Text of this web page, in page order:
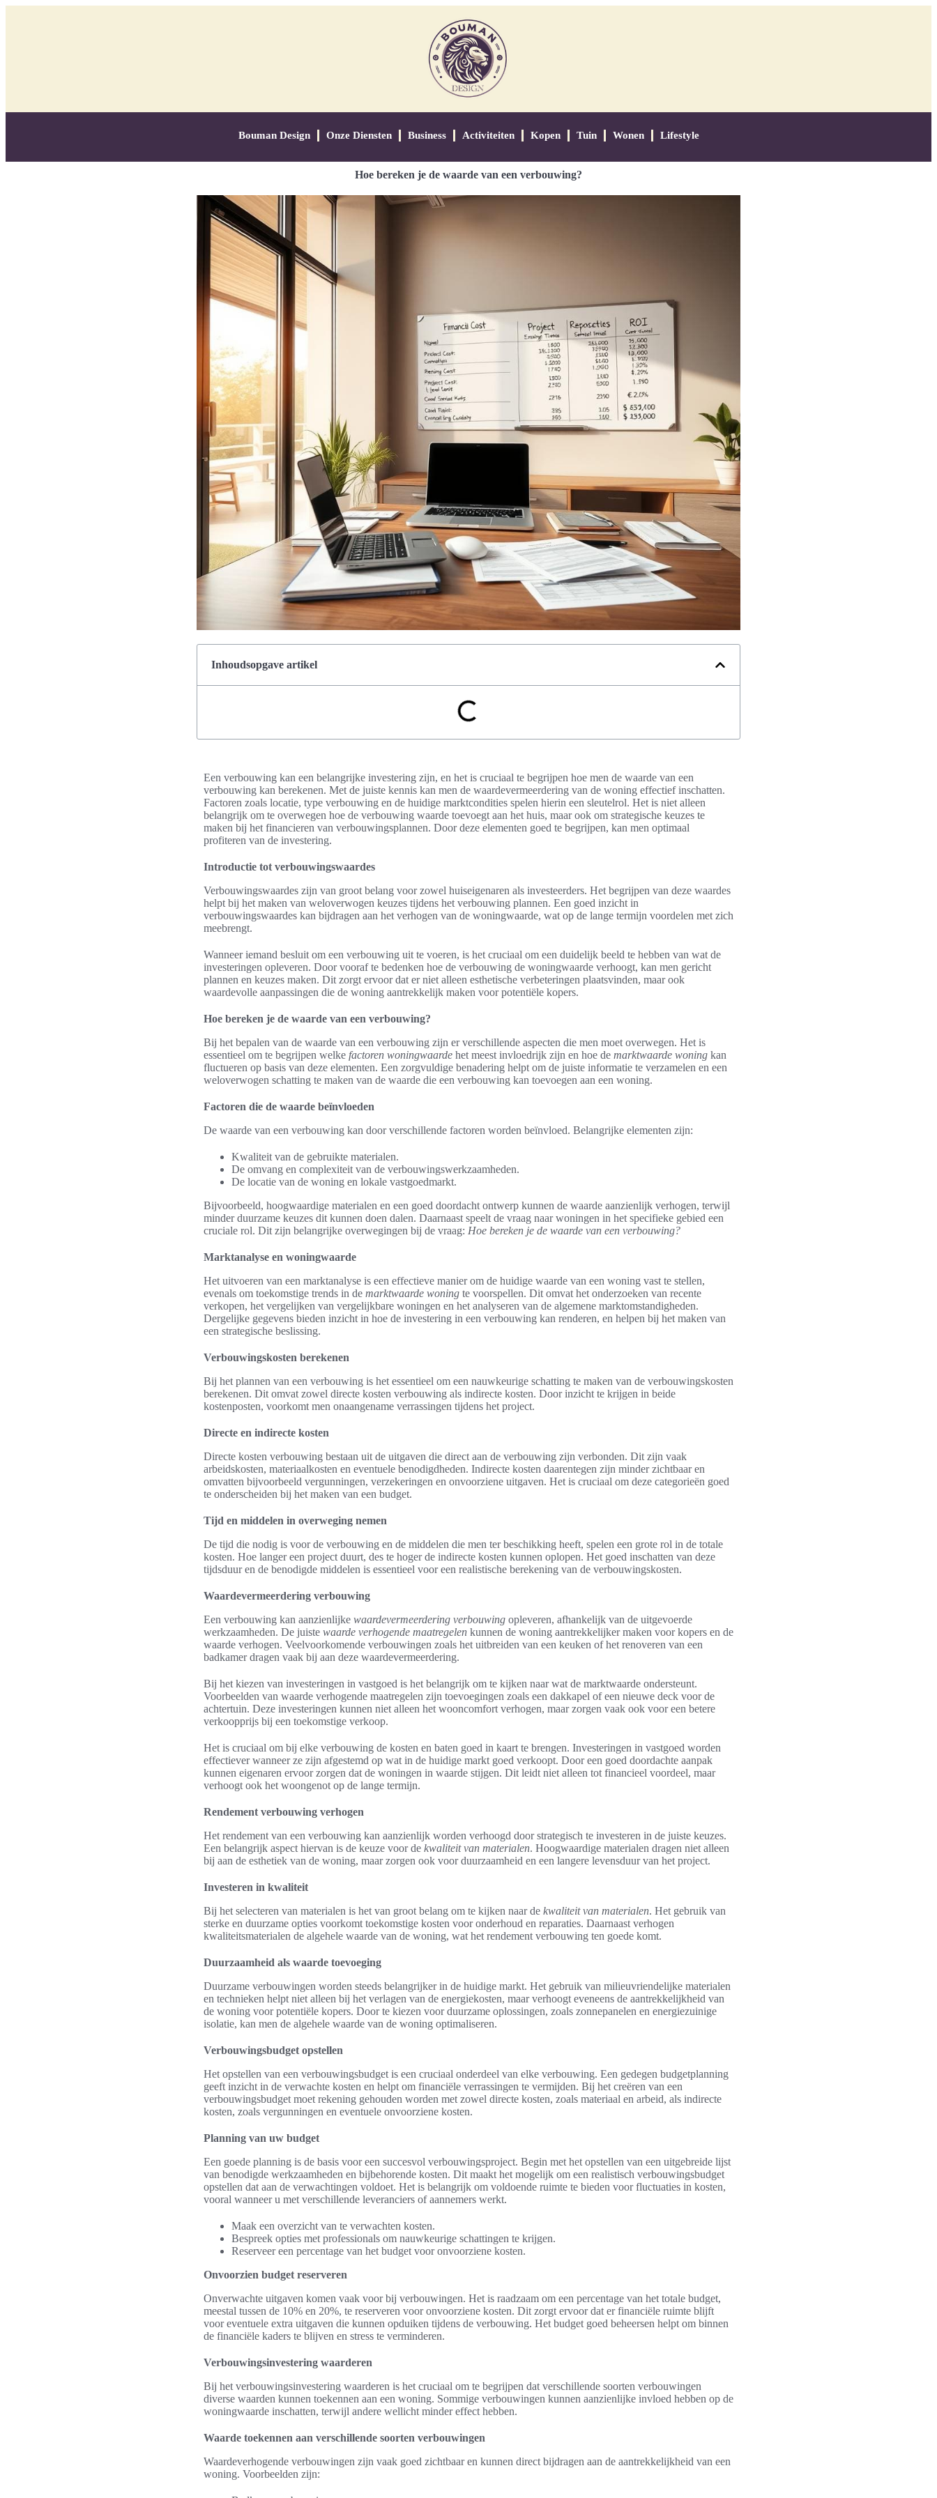
Bouman Design Onze Diensten Business Activiteiten Kopen Tuin Wonen Lifestyle
Hoe bereken je de waarde van een verbouwing?
Inhoudsopgave artikel
Een verbouwing kan een belangrijke investering zijn, en het is cruciaal te begrijpen hoe men de waarde van een
verbouwing kan berekenen. Met de juiste kennis kan men de waardevermeerdering van de woning effectief inschatten.
Factoren zoals locatie, type verbouwing en de huidige marktcondities spelen hierin een sleutelrol. Het is niet alleen
belangrijk om te overwegen hoe de verbouwing waarde toevoegt aan het huis, maar ook om strategische keuzes te
maken bij het financieren van verbouwingsplannen. Door deze elementen goed te begrijpen, kan men optimaal
profiteren van de investering.
Introductie tot verbouwingswaardes
Verbouwingswaardes zijn van groot belang voor zowel huiseigenaren als investeerders. Het begrijpen van deze waardes
helpt bij het maken van weloverwogen keuzes tijdens het verbouwing plannen. Een goed inzicht in
verbouwingswaardes kan bijdragen aan het verhogen van de woningwaarde, wat op de lange termijn voordelen met zich
meebrengt.
Wanneer iemand besluit om een verbouwing uit te voeren, is het cruciaal om een duidelijk beeld te hebben van wat de
investeringen opleveren. Door vooraf te bedenken hoe de verbouwing de woningwaarde verhoogt, kan men gericht
plannen en keuzes maken. Dit zorgt ervoor dat er niet alleen esthetische verbeteringen plaatsvinden, maar ook
waardevolle aanpassingen die de woning aantrekkelijk maken voor potentiële kopers.
Hoe bereken je de waarde van een verbouwing?
Bij het bepalen van de waarde van een verbouwing zijn er verschillende aspecten die men moet overwegen. Het is
essentieel om te begrijpen welke factoren woningwaarde het meest invloedrijk zijn en hoe de marktwaarde woning kan
fluctueren op basis van deze elementen. Een zorgvuldige benadering helpt om de juiste informatie te verzamelen en een
weloverwogen schatting te maken van de waarde die een verbouwing kan toevoegen aan een woning.
Factoren die de waarde beïnvloeden
De waarde van een verbouwing kan door verschillende factoren worden beïnvloed. Belangrijke elementen zijn:
Kwaliteit van de gebruikte materialen.
De omvang en complexiteit van de verbouwingswerkzaamheden.
De locatie van de woning en lokale vastgoedmarkt.
Bijvoorbeeld, hoogwaardige materialen en een goed doordacht ontwerp kunnen de waarde aanzienlijk verhogen, terwijl
minder duurzame keuzes dit kunnen doen dalen. Daarnaast speelt de vraag naar woningen in het specifieke gebied een
cruciale rol. Dit zijn belangrijke overwegingen bij de vraag: Hoe bereken je de waarde van een verbouwing?
Marktanalyse en woningwaarde
Het uitvoeren van een marktanalyse is een effectieve manier om de huidige waarde van een woning vast te stellen,
evenals om toekomstige trends in de marktwaarde woning te voorspellen. Dit omvat het onderzoeken van recente
verkopen, het vergelijken van vergelijkbare woningen en het analyseren van de algemene marktomstandigheden.
Dergelijke gegevens bieden inzicht in hoe de investering in een verbouwing kan renderen, en helpen bij het maken van
een strategische beslissing.
Verbouwingskosten berekenen
Bij het plannen van een verbouwing is het essentieel om een nauwkeurige schatting te maken van de verbouwingskosten
berekenen. Dit omvat zowel directe kosten verbouwing als indirecte kosten. Door inzicht te krijgen in beide
kostenposten, voorkomt men onaangename verrassingen tijdens het project.
Directe en indirecte kosten
Directe kosten verbouwing bestaan uit de uitgaven die direct aan de verbouwing zijn verbonden. Dit zijn vaak
arbeidskosten, materiaalkosten en eventuele benodigdheden. Indirecte kosten daarentegen zijn minder zichtbaar en
omvatten bijvoorbeeld vergunningen, verzekeringen en onvoorziene uitgaven. Het is cruciaal om deze categorieën goed
te onderscheiden bij het maken van een budget.
Tijd en middelen in overweging nemen
De tijd die nodig is voor de verbouwing en de middelen die men ter beschikking heeft, spelen een grote rol in de totale
kosten. Hoe langer een project duurt, des te hoger de indirecte kosten kunnen oplopen. Het goed inschatten van deze
tijdsduur en de benodigde middelen is essentieel voor een realistische berekening van de verbouwingskosten.
Waardevermeerdering verbouwing
Een verbouwing kan aanzienlijke waardevermeerdering verbouwing opleveren, afhankelijk van de uitgevoerde
werkzaamheden. De juiste waarde verhogende maatregelen kunnen de woning aantrekkelijker maken voor kopers en de
waarde verhogen. Veelvoorkomende verbouwingen zoals het uitbreiden van een keuken of het renoveren van een
badkamer dragen vaak bij aan deze waardevermeerdering.
Bij het kiezen van investeringen in vastgoed is het belangrijk om te kijken naar wat de marktwaarde ondersteunt.
Voorbeelden van waarde verhogende maatregelen zijn toevoegingen zoals een dakkapel of een nieuwe deck voor de
achtertuin. Deze investeringen kunnen niet alleen het wooncomfort verhogen, maar zorgen vaak ook voor een betere
verkoopprijs bij een toekomstige verkoop.
Het is cruciaal om bij elke verbouwing de kosten en baten goed in kaart te brengen. Investeringen in vastgoed worden
effectiever wanneer ze zijn afgestemd op wat in de huidige markt goed verkoopt. Door een goed doordachte aanpak
kunnen eigenaren ervoor zorgen dat de woningen in waarde stijgen. Dit leidt niet alleen tot financieel voordeel, maar
verhoogt ook het woongenot op de lange termijn.
Rendement verbouwing verhogen
Het rendement van een verbouwing kan aanzienlijk worden verhoogd door strategisch te investeren in de juiste keuzes.
Een belangrijk aspect hiervan is de keuze voor de kwaliteit van materialen. Hoogwaardige materialen dragen niet alleen
bij aan de esthetiek van de woning, maar zorgen ook voor duurzaamheid en een langere levensduur van het project.
Investeren in kwaliteit
Bij het selecteren van materialen is het van groot belang om te kijken naar de kwaliteit van materialen. Het gebruik van
sterke en duurzame opties voorkomt toekomstige kosten voor onderhoud en reparaties. Daarnaast verhogen
kwaliteitsmaterialen de algehele waarde van de woning, wat het rendement verbouwing ten goede komt.
Duurzaamheid als waarde toevoeging
Duurzame verbouwingen worden steeds belangrijker in de huidige markt. Het gebruik van milieuvriendelijke materialen
en technieken helpt niet alleen bij het verlagen van de energiekosten, maar verhoogt eveneens de aantrekkelijkheid van
de woning voor potentiële kopers. Door te kiezen voor duurzame oplossingen, zoals zonnepanelen en energiezuinige
isolatie, kan men de algehele waarde van de woning optimaliseren.
Verbouwingsbudget opstellen
Het opstellen van een verbouwingsbudget is een cruciaal onderdeel van elke verbouwing. Een gedegen budgetplanning
geeft inzicht in de verwachte kosten en helpt om financiële verrassingen te vermijden. Bij het creëren van een
verbouwingsbudget moet rekening gehouden worden met zowel directe kosten, zoals materiaal en arbeid, als indirecte
kosten, zoals vergunningen en eventuele onvoorziene kosten.
Planning van uw budget
Een goede planning is de basis voor een succesvol verbouwingsproject. Begin met het opstellen van een uitgebreide lijst
van benodigde werkzaamheden en bijbehorende kosten. Dit maakt het mogelijk om een realistisch verbouwingsbudget
opstellen dat aan de verwachtingen voldoet. Het is belangrijk om voldoende ruimte te bieden voor fluctuaties in kosten,
vooral wanneer u met verschillende leveranciers of aannemers werkt.
Maak een overzicht van te verwachten kosten.
Bespreek opties met professionals om nauwkeurige schattingen te krijgen.
Reserveer een percentage van het budget voor onvoorziene kosten.
Onvoorzien budget reserveren
Onverwachte uitgaven komen vaak voor bij verbouwingen. Het is raadzaam om een percentage van het totale budget,
meestal tussen de 10% en 20%, te reserveren voor onvoorziene kosten. Dit zorgt ervoor dat er financiële ruimte blijft
voor eventuele extra uitgaven die kunnen opduiken tijdens de verbouwing. Het budget goed beheersen helpt om binnen
de financiële kaders te blijven en stress te verminderen.
Verbouwingsinvestering waarderen
Bij het verbouwingsinvestering waarderen is het cruciaal om te begrijpen dat verschillende soorten verbouwingen
diverse waarden kunnen toekennen aan een woning. Sommige verbouwingen kunnen aanzienlijke invloed hebben op de
woningwaarde inschatten, terwijl andere wellicht minder effect hebben.
Waarde toekennen aan verschillende soorten verbouwingen
Waardeverhogende verbouwingen zijn vaak goed zichtbaar en kunnen direct bijdragen aan de aantrekkelijkheid van een
woning. Voorbeelden zijn: